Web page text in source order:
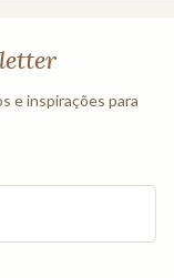
e inspirações para